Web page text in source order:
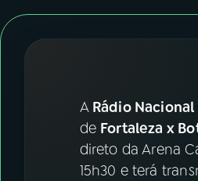
ACOMPANHE A RÁDIO NACIONAL
YouTube
A Rádio
de Fortaleza x
direto da Arena
15h30 e terá